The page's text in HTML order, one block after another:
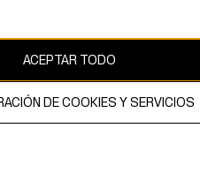
AB.
ACEPTAR TODO
DE COOKIES Y SERVICIOS